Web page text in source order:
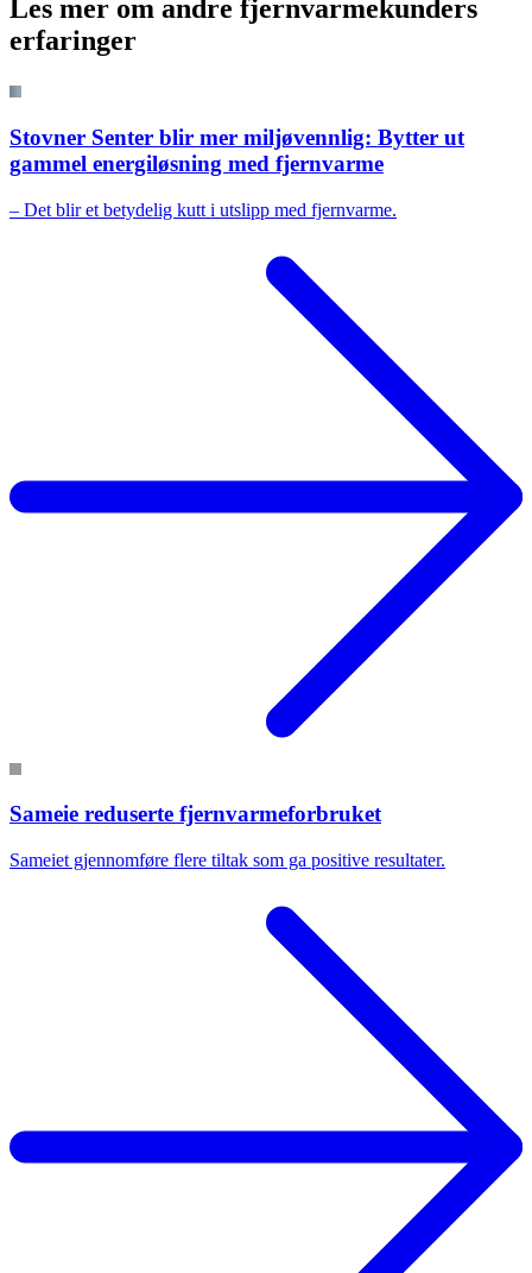
Les mer om andre fjernvarmekunders
erfaringer
Stovner Senter blir mer miljøvennlig: Bytter ut
gammel energiløsning med fjernvarme
– Det blir et betydelig kutt i utslipp med fjernvarme.
Sameie reduserte fjernvarmeforbruket
Sameiet gjennomføre flere tiltak som ga positive resultater.